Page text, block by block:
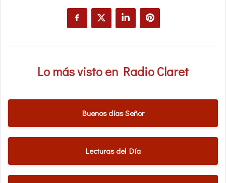
Lo más visto en Radio Claret
Buenos días Señor
Lecturas del Día